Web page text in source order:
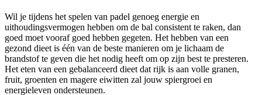
Wil je tijdens het spelen van padel genoeg energie en
uithoudingsvermogen hebben om de bal consistent te raken, dan
goed moet vooraf goed hebben gegeten. Het hebben van een
gezond dieet is één van de beste manieren om je lichaam de
brandstof te geven die het nodig heeft om op zijn best te presteren.
Het eten van een gebalanceerd dieet dat rijk is aan volle granen,
fruit, groenten en magere eiwitten zal jouw spiergroei en
energieleven ondersteunen.